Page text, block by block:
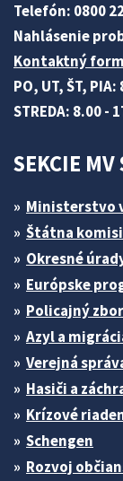
Telefón: 0800
Nahlásenie
Kontaktný
PO, UT, ŠT,
STREDA: 8.00 -
SEKCIE MV
Ministerstvo
Štátna
Okresné
Európske
Policajný zbor
Azyl a
Verejná
Hasiči a
Krízové
Schengen
Rozvoj